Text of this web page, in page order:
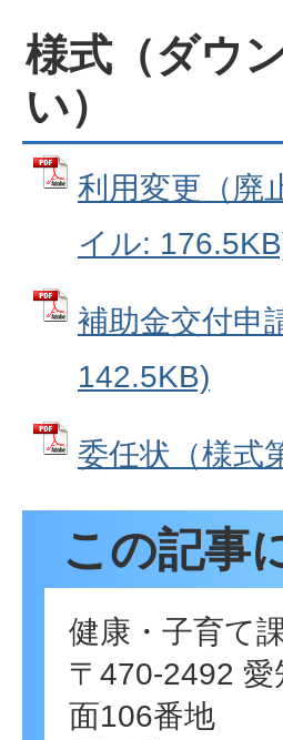
様式（ダウ
い）
利用変更（廃
イル:
補助金交付申
142.5KB)
委任状（様式
この記事
健康・子育て
〒470-2492
面106番地